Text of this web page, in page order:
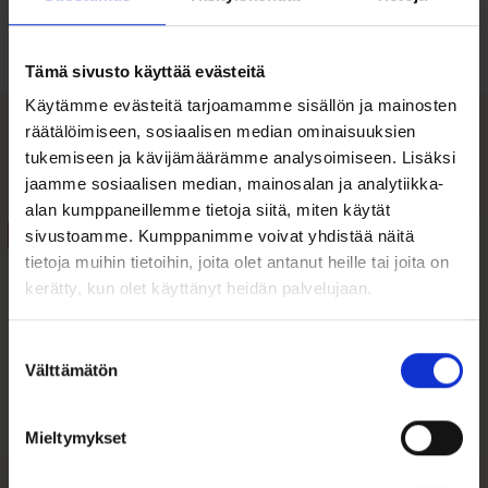
Tämä sivusto käyttää evästeitä
Käytämme evästeitä tarjoamamme sisällön ja mainosten
räätälöimiseen, sosiaalisen median ominaisuuksien
tukemiseen ja kävijämäärämme analysoimiseen. Lisäksi
jaamme sosiaalisen median, mainosalan ja analytiikka-
alan kumppaneillemme tietoja siitä, miten käytät
sivustoamme. Kumppanimme voivat yhdistää näitä
tietoja muihin tietoihin, joita olet antanut heille tai joita on
kerätty, kun olet käyttänyt heidän palvelujaan.
valinta
Välttämätön
Mieltymykset
Tutustu myös
ALE 20%